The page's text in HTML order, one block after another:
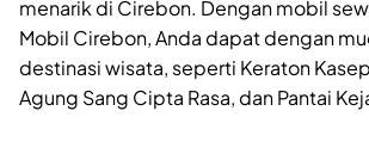
menarik di Cirebon. Dengan mobil
Mobil Cirebon, Anda dapat dengan
destinasi wisata, seperti Keraton
Agung Sang Cipta Rasa, dan Pantai